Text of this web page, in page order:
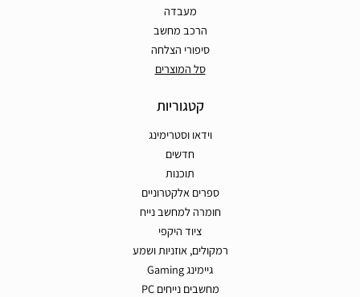
מעבדה
הרכב מחשב
סיפורי הצלחה
סל המוצרים
קטגוריות
וידאו וסטרימינג
חדשים
תוכנות
ספרים אלקטרוניים
חומרה למחשב נייח
ציוד היקפי
רמקולים, אוזניות ושמע
גיימינג Gaming
מחשבים נייחים PC